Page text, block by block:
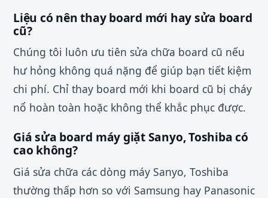
Liệu có nên thay board mới hay sửa board
cũ?
Chúng tôi luôn ưu tiên sửa chữa board cũ nếu
hư hỏng không quá nặng để giúp bạn tiết kiệm
chi phí. Chỉ thay board mới khi board cũ bị cháy
nổ hoàn toàn hoặc không thể khắc phục được.
Giá sửa board máy giặt Sanyo, Toshiba có
cao không?
Giá sửa chữa các dòng máy Sanyo, Toshiba
thường thấp hơn so với Samsung hay Panasonic